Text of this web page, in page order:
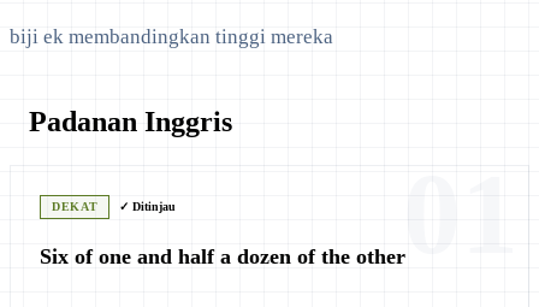
biji ek membandingkan tinggi mereka
Padanan Inggris
DEKAT ✓ Ditinjau
Six of one and half a dozen of the other